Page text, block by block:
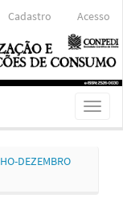
Cadastro Acesso
Toggle
DEZEMBRO